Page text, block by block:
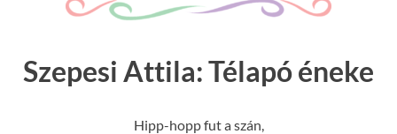
Szepesi Attila: Télapó éneke
Hipp-hopp fut a szán,